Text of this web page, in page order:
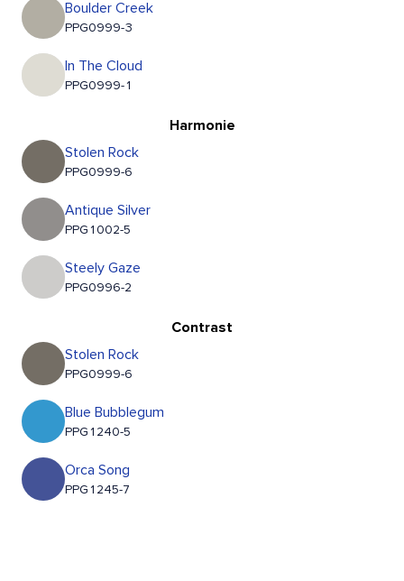
Boulder Creek
PPG0999-3
In The Cloud
PPG0999-1
Harmonie
Stolen Rock
PPG0999-6
Antique Silver
PPG1002-5
Steely Gaze
PPG0996-2
Contrast
Stolen Rock
PPG0999-6
Blue Bubblegum
PPG1240-5
Orca Song
PPG1245-7